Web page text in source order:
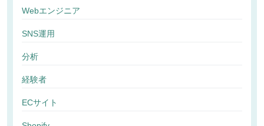
Webエンジニア
SNS運用
分析
経験者
ECサイト